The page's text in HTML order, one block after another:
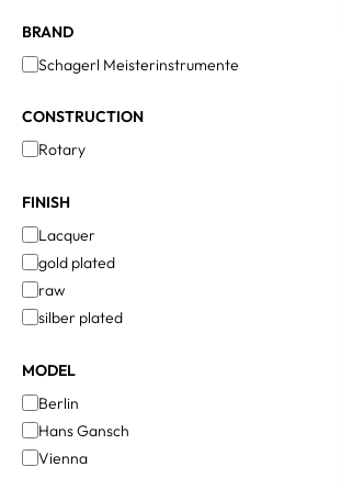
BRAND
Schagerl Meisterinstrumente
CONSTRUCTION
Rotary
FINISH
Lacquer
gold plated
raw
silber plated
MODEL
Berlin
Hans Gansch
Vienna